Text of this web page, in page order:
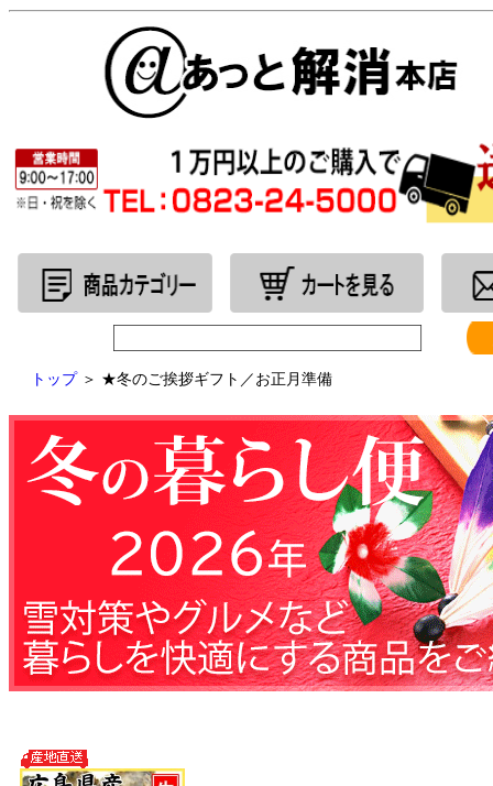
トップ＞ ★冬のご挨拶ギフト／お正月準備